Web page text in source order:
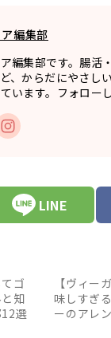
編集部
編集部です。腸活
、からだにやさし
います。フォロー
LINE
ゴ
知
選
【ヴィー
味しすぎ
ーのアレ